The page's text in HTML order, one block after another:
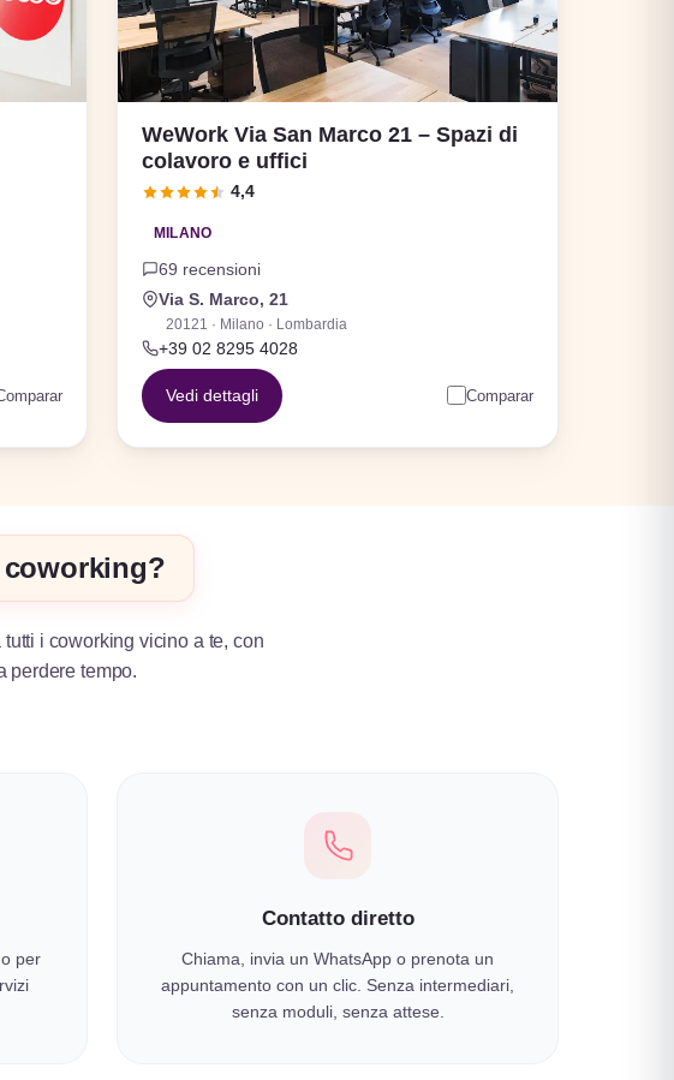
WeWork Via San Marco 21 – Spazi di
colavoro e uffici
4,4
MILANO
69 recensioni
Via S. Marco, 21
20121 · Milano · Lombardia
+39 02 8295 4028
Vedi dettagli Comparar
i coworking vicino a te, con
perdere tempo.
per
Contatto diretto
Chiama, invia un WhatsApp o prenota un
appuntamento con un clic. Senza intermediari,
senza moduli, senza attese.